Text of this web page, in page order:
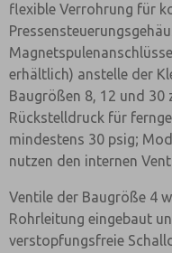
flexible Verrohrung für
erhältlich) anstelle der
Baugrößen 8, 12 und 30
Rückstelldruck für
mindestens 30 psig;
nutzen den internen
Ventile der Baugröße 4
Rohrleitung eingebaut
verstopfungsfreie